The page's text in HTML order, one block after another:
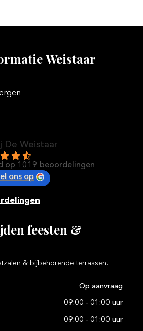
Weistaar
De Weistaar
op 1019 beoordelingen
ons op
feesten &
& bijbehorende terrassen.
Op aanvraag
09:00 - 01:00 uur
09:00 - 01:00 uur